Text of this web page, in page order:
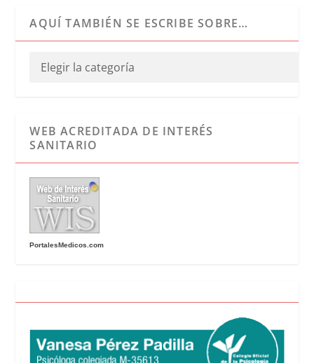
AQUÍ TAMBIÉN SE ESCRIBE SOBRE…
WEB ACREDITADA DE INTERÉS
SANITARIO
PortalesMedicos.com